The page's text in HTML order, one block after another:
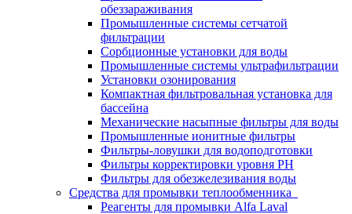
обеззараживания
Промышленные системы сетчатой
фильтрации
Сорбционные установки для воды
Промышленные системы ультрафильтрации
Установки озонирования
Компактная фильтровальная установка для
бассейна
Механические насыпные фильтры для воды
Промышленные ионитные фильтры
Фильтры-ловушки для водоподготовки
Фильтры корректировки уровня PH
Фильтры для обезжелезивания воды
Средства для промывки теплообменника
Реагенты для промывки Alfa Laval